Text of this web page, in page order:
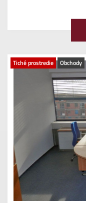
Tiché prostredie Obchody